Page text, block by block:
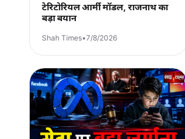
टेरिटोरियल आर्मी मॉडल, राजनाथ का
बड़ा बयान
Shah Times•7/8/2026